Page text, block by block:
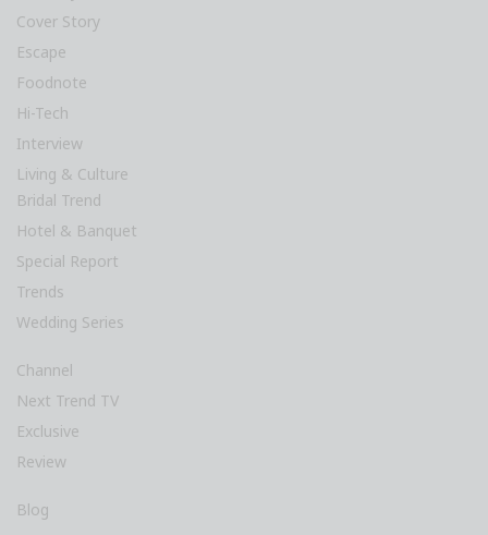
Cover Story
Escape
Foodnote
Hi-Tech
Interview
Living & Culture
Bridal Trend
Hotel & Banquet
Special Report
Trends
Wedding Series
Channel
Next Trend TV
Exclusive
Review
Blog